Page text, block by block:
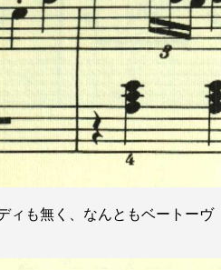
ィも無く、なんともベートーヴ